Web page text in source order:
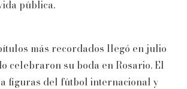
pública.
más recordados llegó en julio
celebraron su boda en Rosario. El
figuras del fútbol internacional y